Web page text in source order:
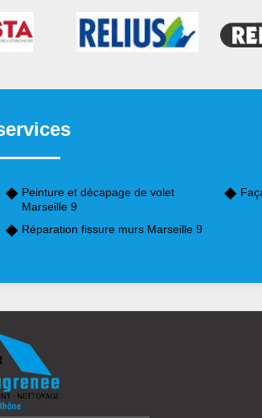
Peinture et décapage de volet
Marseille 9
Réparation fissure murs Marseille 9